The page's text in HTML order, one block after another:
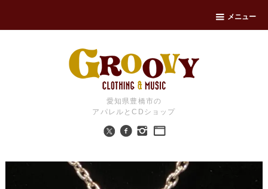
メニュー
愛知県豊橋市の
アパレルとCDショップ